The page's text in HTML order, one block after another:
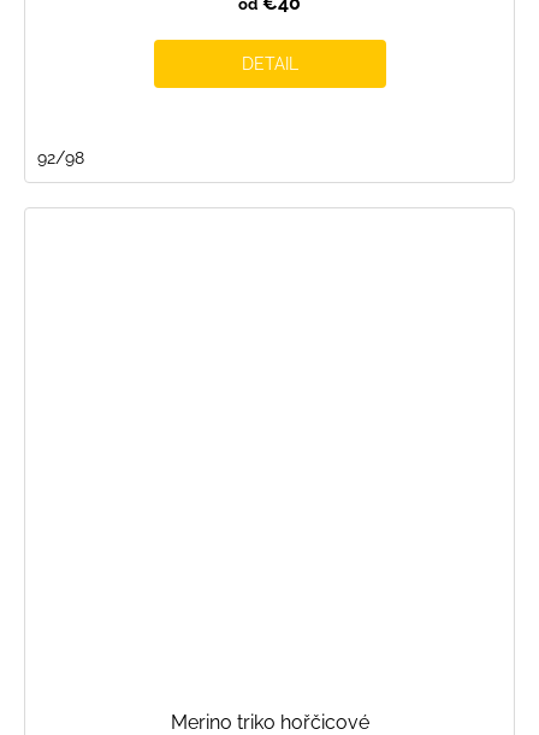
od
DETAIL
92/98
Merino triko hořčicové